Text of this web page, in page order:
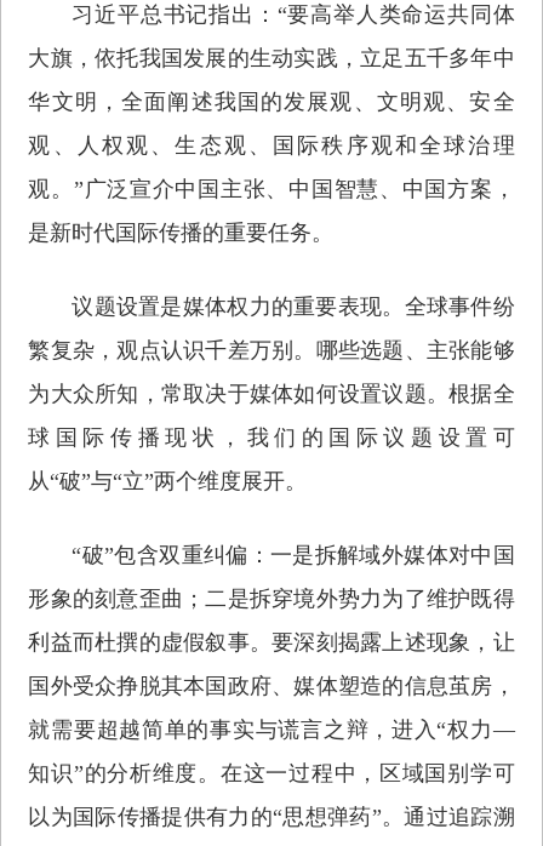
习近平总书记指出：“要高举人类命运共同体
大旗，依托我国发展的生动实践，立足五千多年中
华文明，全面阐述我国的发展观、文明观、安全
观、人权观、生态观、国际秩序观和全球治理
观。”广泛宣介中国主张、中国智慧、中国方案，
是新时代国际传播的重要任务。
议题设置是媒体权力的重要表现。全球事件纷
繁复杂，观点认识千差万别。哪些选题、主张能够
为大众所知，常取决于媒体如何设置议题。根据全
球国际传播现状，我们的国际议题设置可
从“破”与“立”两个维度展开。
“破”包含双重纠偏：一是拆解域外媒体对中国
形象的刻意歪曲；二是拆穿境外势力为了维护既得
利益而杜撰的虚假叙事。要深刻揭露上述现象，让
国外受众挣脱其本国政府、媒体塑造的信息茧房，
就需要超越简单的事实与谎言之辩，进入“权力—
知识”的分析维度。在这一过程中，区域国别学可
以为国际传播提供有力的“思想弹药”。通过追踪溯